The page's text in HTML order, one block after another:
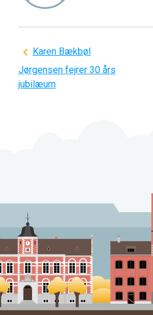
Indlægsnavigation
Karen Bækbøl
Jørgensen fejrer 30 års
jubilæum